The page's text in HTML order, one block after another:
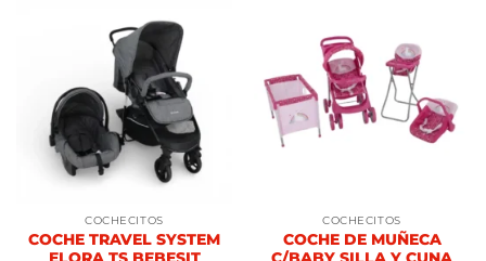
COCHECITOS
COCHE TRAVEL SYSTEM
COCHECITOS
COCHE DE MUÑECA